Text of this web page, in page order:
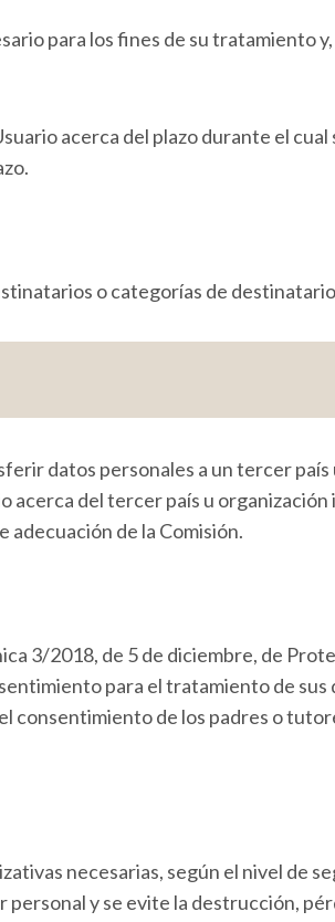
para los fines de su tratamiento
acerca del plazo durante el
o categorías de
datos personales a un tercer
del tercer país u
adecuación de la Comisión.
3/2018, de 5 de diciembre, de
para el tratamiento de
consentimiento de los padres o
necesarias, según el nivel de
y se evite la destrucción,